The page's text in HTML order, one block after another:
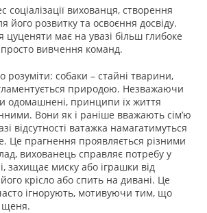
соціалізації вихованця, створення
його розвитку та освоєння досвіду.
має на увазі більш глибоке
вивчення команд.
розуміти: собаки – стайні тварини,
природою. Незважаючи
одомашнені, принципи їх життя
Вони як і раніше вважають сім’ю
відсутності ватажка намагатимуться
Це прагнення проявляється різними
вихованець справляє потребу у
захищає миску або іграшки від
крісло або спить на дивані. Це
ігнорують, мотивуючи тим, що
щеня.